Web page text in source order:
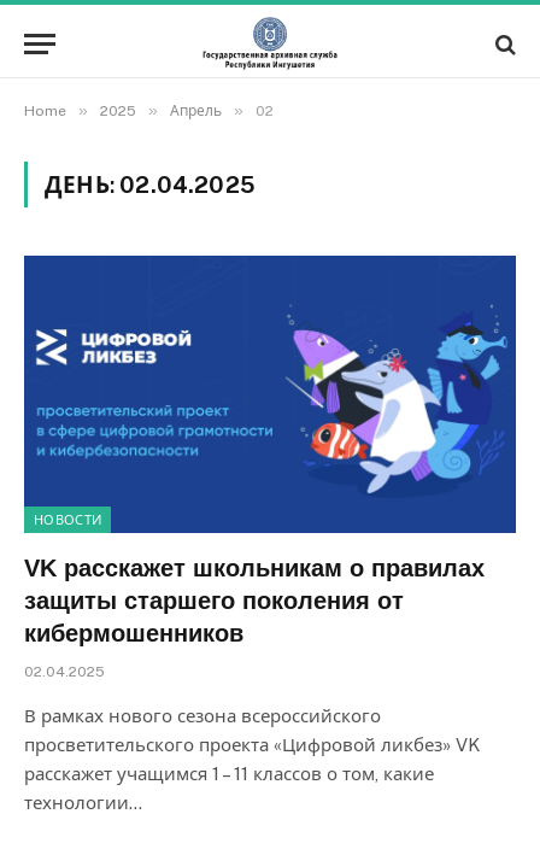
Home » 2025 » Апрель » 02
ДЕНЬ: 02.04.2025
НОВОСТИ
VK расскажет школьникам о правилах
защиты старшего поколения от
кибермошенников
02.04.2025
В рамках нового сезона всероссийского
просветительского проекта «Цифровой ликбез» VK
расскажет учащимся 1 – 11 классов о том, какие
технологии…